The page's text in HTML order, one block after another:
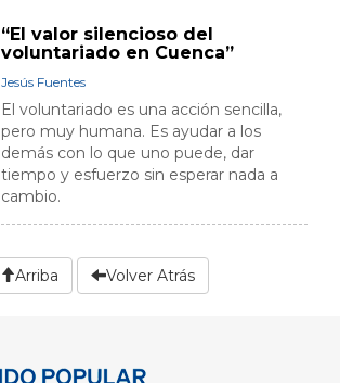
“El valor silencioso del
voluntariado en Cuenca”
Jesús Fuentes
El voluntariado es una acción sencilla,
pero muy humana. Es ayudar a los
demás con lo que uno puede, dar
tiempo y esfuerzo sin esperar nada a
cambio.
Arriba Volver Atrás